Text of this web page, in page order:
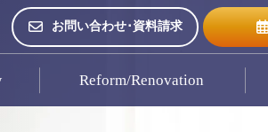
お問い合わせ･資料請求
Reform/Renovation